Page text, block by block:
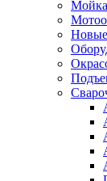
Мойка
Новые